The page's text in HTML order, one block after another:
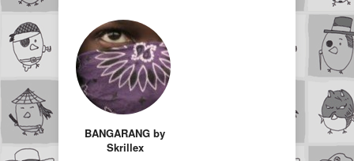
BANGARANG by
Skrillex